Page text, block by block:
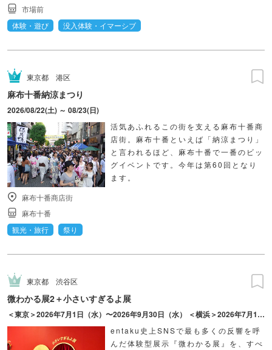
市場前
体験・遊び
没入体験・イマーシブ
東京都 港区
麻布十番納涼まつり
2026/08/22(土) ～ 08/23(日)
活気あふれるこの街を支える麻布十番商
店街。麻布十番といえば「納涼まつり」
と言われるほど、麻布十番で一番のビッ
グイベントです。今年は第60回となり
ます。
麻布十番商店街
麻布十番
観光・旅行
祭り
東京都 渋谷区
微わかる展2＋小さいすぎるよ展
＜東京＞2026年7月1日（水）〜2026年9月30日（水） ＜横浜＞2026年7月17日（金）〜2026年10月18日（日）
entaku史上SNSで最も多くの反響を呼
んだ体験型展示『微わかる展』を、すべ